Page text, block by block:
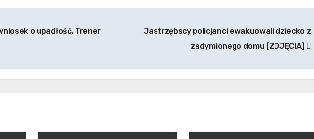
o upadłość. Trener
Jastrzębscy policjanci ewakuowali dziecko z
zadymionego domu [ZDJĘCIA]